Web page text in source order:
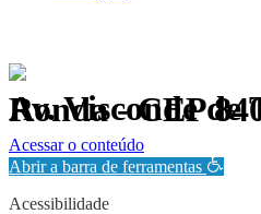
Av. Visconde de Taunay, 950 - Ronda
Política de Privacidade.
Acessar o conteúdo
Abrir a barra de ferramentas
Acessibilidade